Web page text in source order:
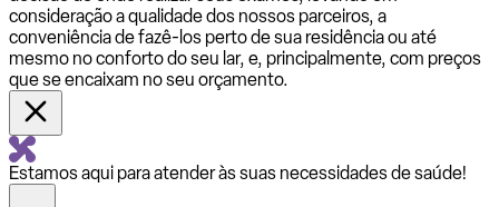
consideração a qualidade dos nossos parceiros, a
conveniência de fazê-los perto de sua residência ou até
mesmo no conforto do seu lar, e, principalmente, com preços
que se encaixam no seu orçamento.
Estamos aqui para atender às suas necessidades de saúde!